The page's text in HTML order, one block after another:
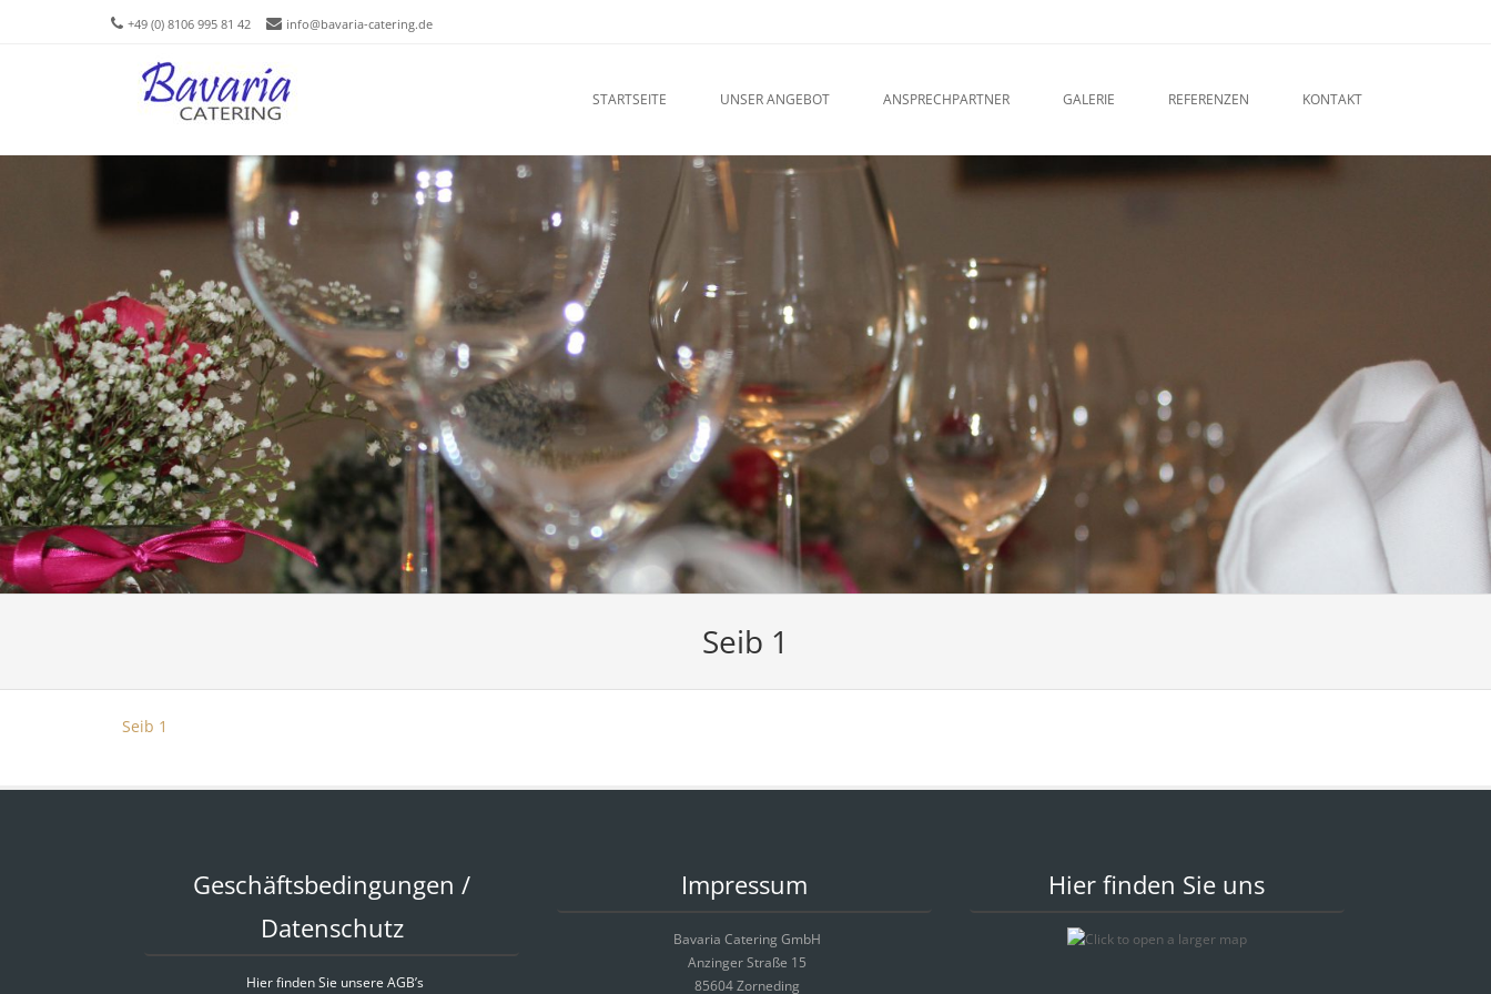
+49 (0) 8106 995 81 42 info@bavaria-catering.de
STARTSEITE UNSER ANGEBOT ANSPRECHPARTNER GALERIE REFERENZEN KONTAKT
Seib 1
Seib 1
Geschäftsbedingungen /
Datenschutz
Hier finden Sie unsere AGB’s
Impressum
Bavaria Catering GmbH
Anzinger Straße 15
85604 Zorneding
Hier finden Sie uns